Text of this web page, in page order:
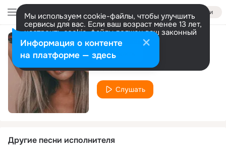
Войти
Мы используем cookie-файлы, чтобы улучшить
сервисы для вас. Если ваш возраст менее 13 лет,
настроить cookie-файлы должен ваш законный
представитель. Больше информации
Разрешить все Настроить
Хлопья
Dakota
Слушать
Другие песни исполнителя
Информация о контенте
на платформе — здесь